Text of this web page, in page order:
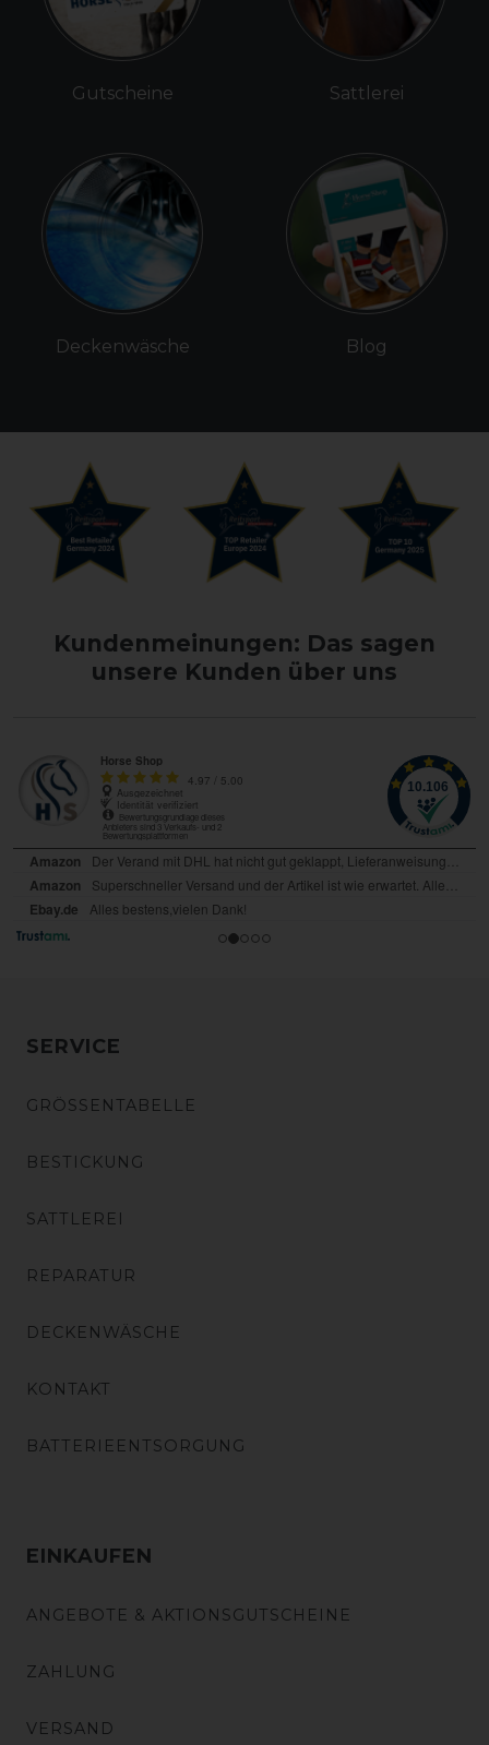
Gutscheine
Deckenwäsche
Sattlerei
Blog
Kundenmeinungen: Das sagen
unsere Kunden über uns
SERVICE
GRÖSSENTABELLE
BESTICKUNG
SATTLEREI
REPARATUR
DECKENWÄSCHE
KONTAKT
BATTERIEENTSORGUNG
EINKAUFEN
ANGEBOTE & AKTIONSGUTSCHEINE
ZAHLUNG
VERSAND